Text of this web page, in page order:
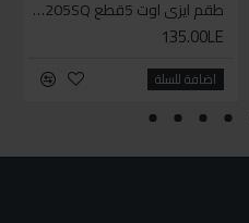
طقم ايزي اوت 5قطع 11205SQ
135.00LE
اضافة للسلة